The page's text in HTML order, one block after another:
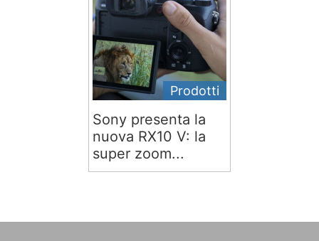
Prodotti
Sony presenta la
nuova RX10 V: la
super zoom...